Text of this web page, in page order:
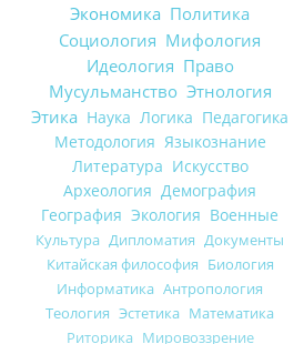
Экономика Политика
Социология Мифология
Идеология Право
Мусульманство Этнология
Этика Наука Логика Педагогика
Методология Языкознание
Литература Искусство
Археология Демография
География Экология Военные
Культура Дипломатия Документы
Китайская философия Биология
Информатика Антропология
Теология Эстетика Математика
Риторика Мировоззрение